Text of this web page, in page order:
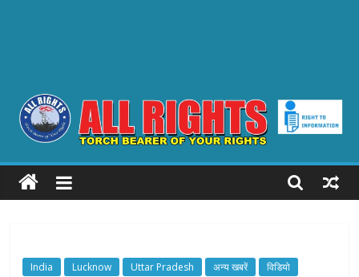
ALL
RIGHTS
Bearer
India Lucknow Uttar Pradesh अन्य खबरें विडियो